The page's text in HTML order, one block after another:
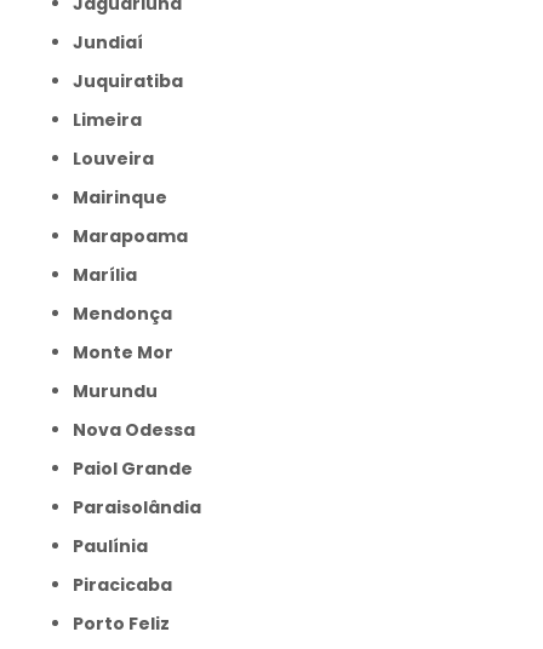
Jundiaí
Juquiratiba
Limeira
Louveira
Mairinque
Marapoama
Marília
Mendonça
Monte Mor
Murundu
Nova Odessa
Paiol Grande
Paraisolândia
Paulínia
Piracicaba
Porto Feliz